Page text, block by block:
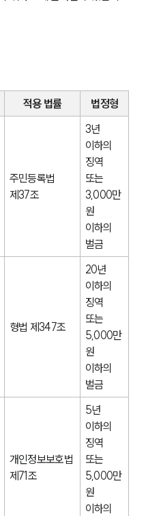
적용 법률 법정형
주민등록법
제37조
3년
이하의
징역
또는
3,000만
원
이하의
벌금
형법 제347조
20년
이하의
징역
또는
5,000만
원
이하의
벌금
개인정보보호법
제71조
5년
이하의
징역
또는
5,000만
원
이하의